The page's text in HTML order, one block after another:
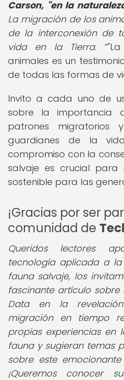
Carson, "en la
La migración de los
de la interconexión de
vida en la Tierra.
animales es un
de todas las formas de
Invito a cada uno de
sobre la importancia
patrones
guardianes de la
compromiso con la
salvaje es crucial para
sostenible para las
¡Gracias por ser
comunidad de
Queridos lectores
tecnología aplicada a
fauna salvaje, los
fascinante artículo
Data en la
migración en tiempo
propias experiencias en
fauna y sugieran temas
sobre este
¡Queremos conocer